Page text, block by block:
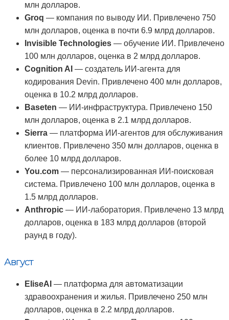
млн долларов.
Groq — компания по выводу ИИ. Привлечено 750
млн долларов, оценка в почти 6.9 млрд долларов.
Invisible Technologies — обучение ИИ. Привлечено
100 млн долларов, оценка в 2 млрд долларов.
Cognition AI — создатель ИИ-агента для
кодирования Devin. Привлечено 400 млн долларов,
оценка в 10.2 млрд долларов.
Baseten — ИИ-инфраструктура. Привлечено 150
млн долларов, оценка в 2.1 млрд долларов.
Sierra — платформа ИИ-агентов для обслуживания
клиентов. Привлечено 350 млн долларов, оценка в
более 10 млрд долларов.
You.com — персонализированная ИИ-поисковая
система. Привлечено 100 млн долларов, оценка в
1.5 млрд долларов.
Anthropic — ИИ-лаборатория. Привлечено 13 млрд
долларов, оценка в 183 млрд долларов (второй
раунд в году).
Август
EliseAI — платформа для автоматизации
здравоохранения и жилья. Привлечено 250 млн
долларов, оценка в 2.2 млрд долларов.